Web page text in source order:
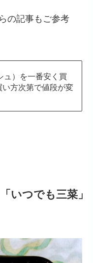
の記事もご参考
ュ）を一番安く買
い方次第で値段が変
いつでも三菜」